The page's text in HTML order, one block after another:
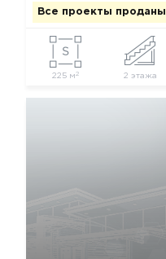
Все проекты проданы
225 м 2 2 этажа